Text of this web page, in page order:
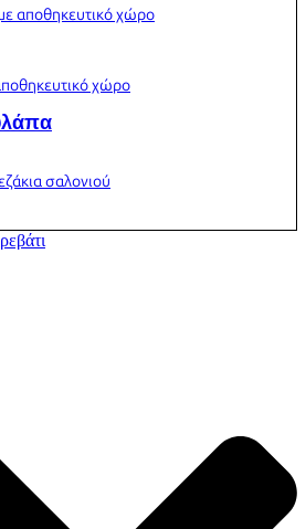
αποθηκευτικό χώρο
χώρο
σαλονιού